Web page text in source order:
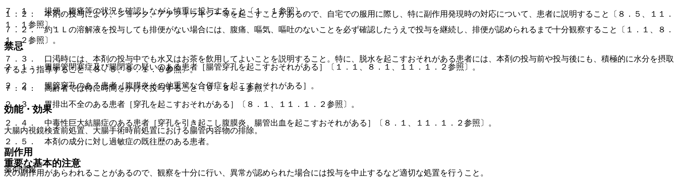
１．２． 本剤の投与により、ショック、アナフィラキシー等を起こすことがあるので、自宅での服用に際し、特に副作用発現時の対応について、患者に説明すること〔８．５、１１．
１．１参照〕。
禁忌
２．１． 胃腸管閉塞症及び腸閉塞の疑いのある患者［腸管穿孔を起こすおそれがある］〔１．１、８．１、１１．１．２参照〕。
２．２． 腸管穿孔のある患者［腹膜炎その他重篤な合併症を起こすおそれがある］。
２．３． 胃排出不全のある患者［穿孔を起こすおそれがある］〔８．１、１１．１．２参照〕。
２．４． 中毒性巨大結腸症のある患者［穿孔を引き起こし腹膜炎、腸管出血を起こすおそれがある］〔８．１、１１．１．２参照〕。
２．５． 本剤の成分に対し過敏症の既往歴のある患者。
重要な基本的注意
７．１． 排便、腹痛等の状況を確認しながら慎重に投与すること〔１．１参照〕。
７．２． 約１Ｌの溶解液を投与しても排便がない場合には、腹痛、嘔気、嘔吐のないことを必ず確認したうえで投与を継続し、排便が認められるまで十分観察すること〔１．１、８．
１．２参照〕。
７．３． 口渇時には、本剤の投与中でも水又はお茶を飲用してよいことを説明すること。特に、脱水を起こすおそれがある患者には、本剤の投与前や投与後にも、積極的に水分を摂取
するよう指導すること〔８．５、９．１．８参照〕。
７．４． 高齢者では特に時間をかけて投与すること〔９．８．１参照〕。
効能・効果
大腸内視鏡検査前処置、大腸手術時前処置における腸管内容物の排除。
副作用
次の副作用があらわれることがあるので、観察を十分に行い、異常が認められた場合には投与を中止するなど適切な処置を行うこと。
薬剤情報